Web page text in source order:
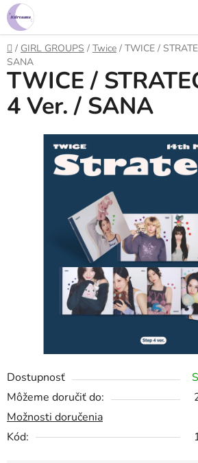
Prejsť
na
obsah
Domov
/ GIRL GROUPS / Twice / TWICE /
SANA
Dostupnosť
Môžeme doručiť do:
Možnosti doručenia
Kód:
TWICE /
4 Ver. / SANA